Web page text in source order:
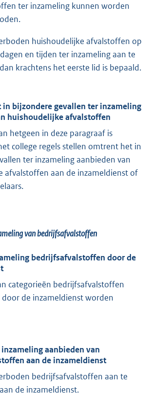
ter inzameling kunnen worden
huishoudelijke afvalstoffen op
en tijden ter inzameling aan te
krachtens het eerste lid is bepaald.
in bijzondere gevallen ter inzameling
huishoudelijke afvalstoffen
hetgeen in deze paragraaf is
college regels stellen omtrent het in
ter inzameling aanbieden van
afvalstoffen aan de inzameldienst of
van bedrijfsafvalstoffen
bedrijfsafvalstoffen door de
categorieën bedrijfsafvalstoffen
de inzameldienst worden
aanbieden van
aan de inzameldienst
bedrijfsafvalstoffen aan te
de inzameldienst.